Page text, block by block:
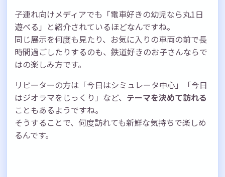
子連れ向けメディアでも「電車好きの幼児なら丸1日
遊べる」と紹介されているほどなんですね。
同じ展示を何度も見たり、お気に入りの車両の前で長
時間過ごしたりするのも、鉄道好きのお子さんならで
はの楽しみ方です。
リピーターの方は「今日はシミュレータ中心」「今日
はジオラマをじっくり」など、 テーマを決めて訪れる
こともあるようですね。
そうすることで、何度訪れても新鮮な気持ちで楽しめ
るんです。